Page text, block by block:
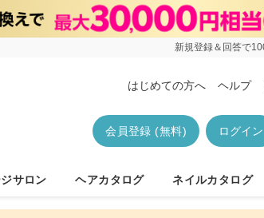
新規登録＆回答で
はじめての方へ ヘルプ
ログイン
会員登録 (無料)
サロン ヘアカタログ ネイルカタログ